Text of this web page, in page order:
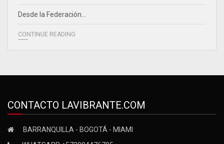
Desde la Federación…
CONTINUE READING
CONTACTO LAVIBRANTE.COM
BARRANQUILLA - BOGOTÁ - MIAMI